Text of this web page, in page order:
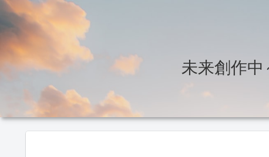
未来創作